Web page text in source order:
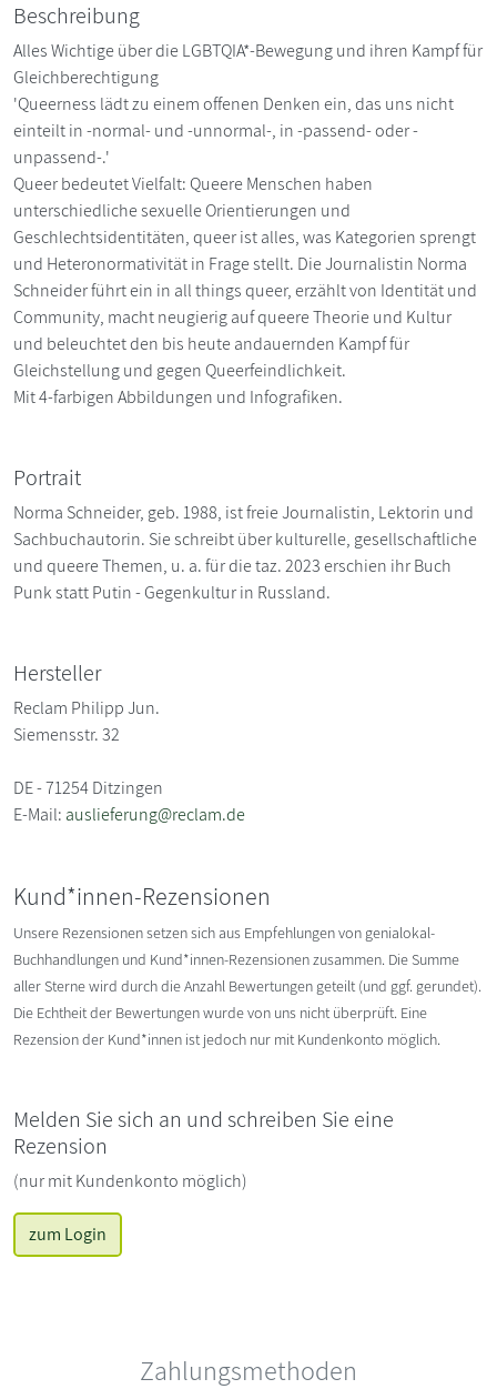
Beschreibung
Alles Wichtige über die LGBTQIA*-Bewegung und ihren Kampf für
Gleichberechtigung
'Queerness lädt zu einem offenen Denken ein, das uns nicht
einteilt in -normal- und -unnormal-, in -passend- oder -
unpassend-.'
Queer bedeutet Vielfalt: Queere Menschen haben
unterschiedliche sexuelle Orientierungen und
Geschlechtsidentitäten, queer ist alles, was Kategorien sprengt
und Heteronormativität in Frage stellt. Die Journalistin Norma
Schneider führt ein in all things queer, erzählt von Identität und
Community, macht neugierig auf queere Theorie und Kultur
und beleuchtet den bis heute andauernden Kampf für
Gleichstellung und gegen Queerfeindlichkeit.
Mit 4-farbigen Abbildungen und Infografiken.
Portrait
Norma Schneider, geb. 1988, ist freie Journalistin, Lektorin und
Sachbuchautorin. Sie schreibt über kulturelle, gesellschaftliche
und queere Themen, u. a. für die taz. 2023 erschien ihr Buch
Punk statt Putin - Gegenkultur in Russland.
Hersteller
Reclam Philipp Jun.
Siemensstr. 32
DE - 71254 Ditzingen
E-Mail: auslieferung@reclam.de
Kund*innen-Rezensionen
Unsere Rezensionen setzen sich aus Empfehlungen von genialokal-
Buchhandlungen und Kund*innen-Rezensionen zusammen. Die Summe
aller Sterne wird durch die Anzahl Bewertungen geteilt (und ggf. gerundet).
Die Echtheit der Bewertungen wurde von uns nicht überprüft. Eine
Rezension der Kund*innen ist jedoch nur mit Kundenkonto möglich.
Melden Sie sich an und schreiben Sie eine
Rezension
(nur mit Kundenkonto möglich)
zum Login
Zahlungsmethoden